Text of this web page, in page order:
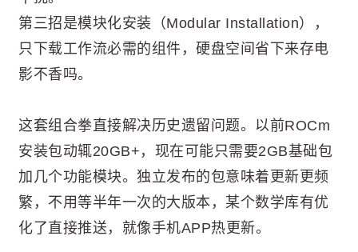
第三招是模块化安装（Modular Installation），
只下载工作流必需的组件，硬盘空间省下来存电
影不香吗。
这套组合拳直接解决历史遗留问题。以前ROCm
安装包动辄20GB+，现在可能只需要2GB基础包
加几个功能模块。独立发布的包意味着更新更频
繁，不用等半年一次的大版本，某个数学库有优
化了直接推送，就像手机APP热更新。